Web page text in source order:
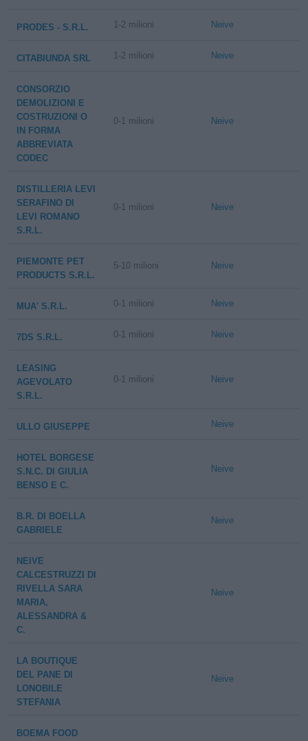
PRODES - S.R.L. 1-2 milioni Neive
CITABIUNDA SRL 1-2 milioni Neive
CONSORZIO
DEMOLIZIONI E
COSTRUZIONI O
IN FORMA
ABBREVIATA
CODEC
0-1 milioni Neive
DISTILLERIA LEVI
SERAFINO DI
LEVI ROMANO
S.R.L.
0-1 milioni Neive
PIEMONTE PET
PRODUCTS S.R.L.
5-10 milioni Neive
MUA' S.R.L. 0-1 milioni Neive
7DS S.R.L. 0-1 milioni Neive
LEASING
AGEVOLATO
S.R.L.
0-1 milioni Neive
ULLO GIUSEPPE Neive
HOTEL BORGESE
S.N.C. DI GIULIA
BENSO E C.
Neive
B.R. DI BOELLA
GABRIELE
Neive
NEIVE
CALCESTRUZZI DI
RIVELLA SARA
MARIA,
ALESSANDRA &
C.
Neive
LA BOUTIQUE
DEL PANE DI
LONOBILE
STEFANIA
Neive
BOEMA FOOD